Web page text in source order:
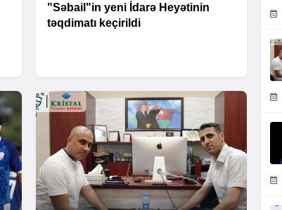
"Səbail"in yeni İdarə Heyətinin
təqdimatı keçirildi